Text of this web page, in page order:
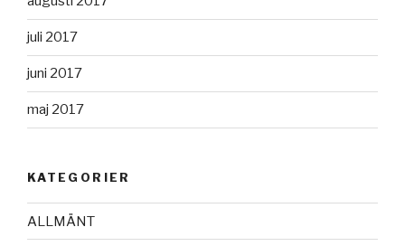
juli 2017
juni 2017
maj 2017
KATEGORIER
ALLMÄNT